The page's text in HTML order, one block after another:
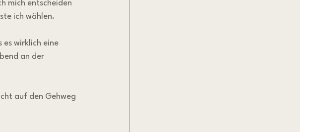
mich entscheiden
ich wählen.
wirklich eine
an der
auf den Gehweg